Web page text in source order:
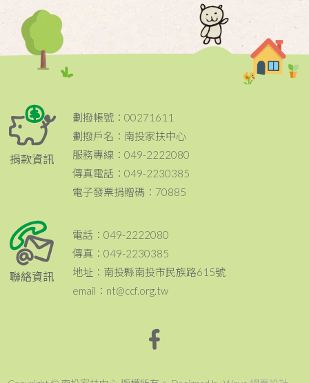
捐款資訊
劃撥帳號：00271611
劃撥戶名：南投家扶中心
服務專線：049-2222080
傳真電話：049-2230385
電子發票捐贈碼：70885
聯絡資訊
電話：049-2222080
傳真：049-2230385
地址：南投縣南投市民族路615號
email：nt@ccf.org.tw